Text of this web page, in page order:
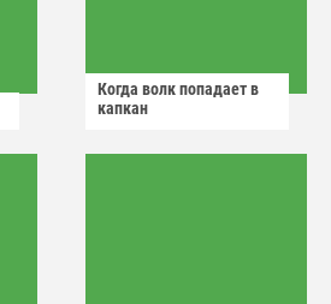
Когда волк попадает в
капкан